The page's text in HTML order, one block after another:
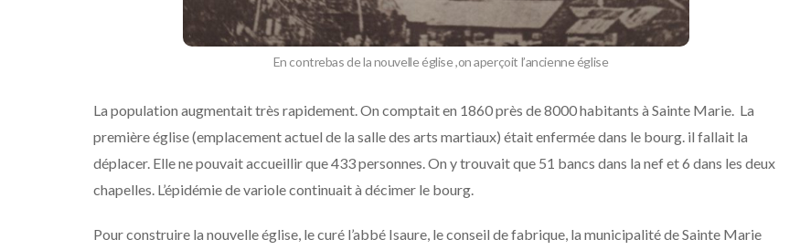
En contrebas de la nouvelle église ,on aperçoit l’ancienne église
La population augmentait très rapidement. On comptait en 1860 près de 8000 habitants à Sainte Marie. La
première église (emplacement actuel de la salle des arts martiaux) était enfermée dans le bourg. il fallait la
déplacer. Elle ne pouvait accueillir que 433 personnes. On y trouvait que 51 bancs dans la nef et 6 dans les deux
chapelles. L’épidémie de variole continuait à décimer le bourg.
Pour construire la nouvelle église, le curé l’abbé Isaure, le conseil de fabrique, la municipalité de Sainte Marie